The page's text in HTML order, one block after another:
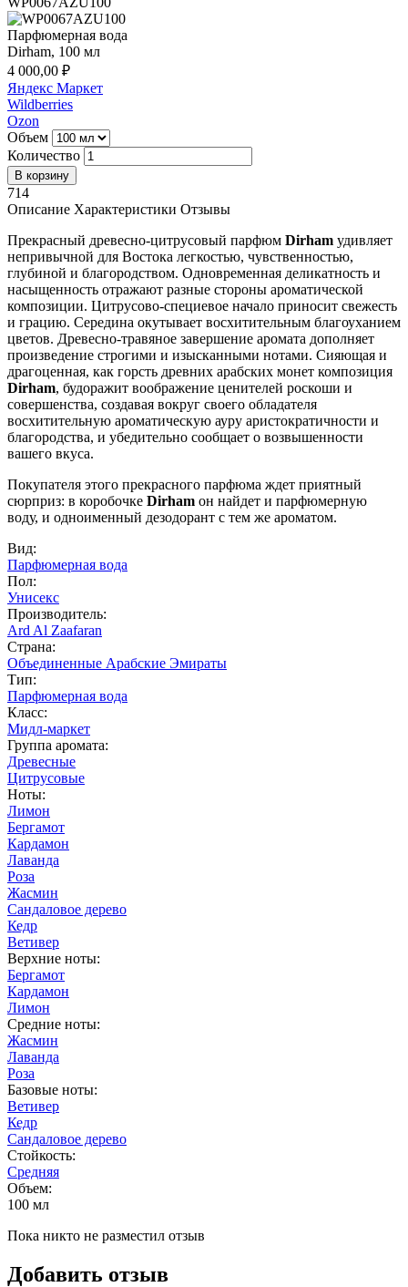
Парфюмерная вода
Dirham, 100 мл
4 000,00 ₽
Яндекс Маркет
Wildberries
Ozon
Объем
Количество
714
Описание Характеристики Отзывы
Прекрасный древесно-цитрусовый парфюм Dirham удивляет
непривычной для Востока легкостью, чувственностью,
глубиной и благородством. Одновременная деликатность и
насыщенность отражают разные стороны ароматической
композиции. Цитрусово-специевое начало приносит свежесть
и грацию. Середина окутывает восхитительным благоуханием
цветов. Древесно-травяное завершение аромата дополняет
произведение строгими и изысканными нотами. Сияющая и
драгоценная, как горсть древних арабских монет композиция
Dirham, будоражит воображение ценителей роскоши и
совершенства, создавая вокруг своего обладателя
восхитительную ароматическую ауру аристократичности и
благородства, и убедительно сообщает о возвышенности
вашего вкуса.
Покупателя этого прекрасного парфюма ждет приятный
сюрприз: в коробочке Dirham он найдет и парфюмерную
воду, и одноименный дезодорант с тем же ароматом.
Вид:
Парфюмерная вода
Пол:
Унисекс
Производитель:
Ard Al Zaafaran
Страна:
Объединенные Арабские Эмираты
Тип:
Парфюмерная вода
Класс:
Мидл-маркет
Группа аромата:
Древесные
Цитрусовые
Ноты:
Лимон
Бергамот
Кардамон
Лаванда
Роза
Жасмин
Сандаловое дерево
Кедр
Ветивер
Верхние ноты:
Бергамот
Кардамон
Лимон
Средние ноты:
Жасмин
Лаванда
Роза
Базовые ноты:
Ветивер
Кедр
Сандаловое дерево
Стойкость:
Средняя
Объем:
100 мл
Пока никто не разместил отзыв
Добавить отзыв